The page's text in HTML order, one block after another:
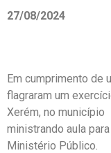
27/08/2024
Em cumprimento de
flagraram um
Xerém, no município
ministrando aula
Ministério Público.